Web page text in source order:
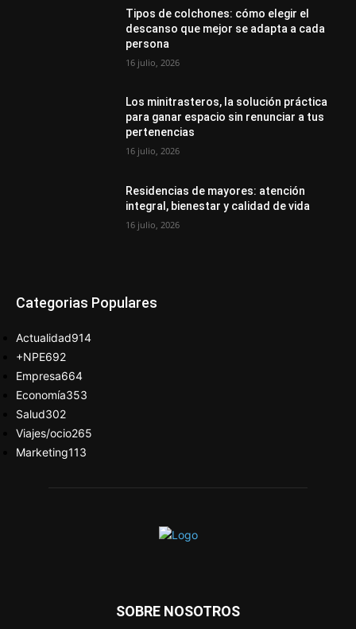
Tipos de colchones: cómo elegir el
descanso que mejor se adapta a cada
persona
16 julio, 2026
Los minitrasteros, la solución práctica
para ganar espacio sin renunciar a tus
pertenencias
16 julio, 2026
Residencias de mayores: atención
integral, bienestar y calidad de vida
16 julio, 2026
Categorias Populares
Actualidad914
+NPE692
Empresa664
Economía353
Salud302
Viajes/ocio265
Marketing113
SOBRE NOSOTROS